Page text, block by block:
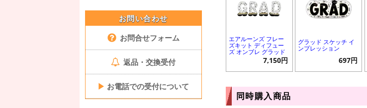
お問い合わせ
お問合せフォーム
返品・交換受付
▶ お電話での受付について
エアルーンズ フレー
ズキット ディフュー
ズ オンブレ グラッド
7,150円
グラッド スケッチ イ
ンプレッション
697円
同時購入商品